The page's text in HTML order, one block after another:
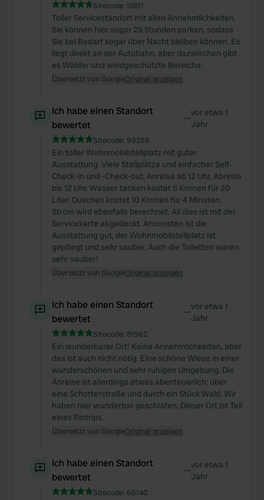
Sitecode: 18811
Toller Servicestandort mit allen Annehmlichkeiten.
Sie können hier sogar 25 Stunden parken, sodass
Sie bei Bedarf sogar über Nacht bleiben können. Es
liegt direkt an der Autobahn, aber dazwischen gibt
es Wälder und windgeschützte Bereiche.
Übersetzt von GoogleOriginal anzeigen
Ich habe einen Standort
bewertet
—vor etwa 1
Jahr
Sitecode: 99256
Ein toller Wohnmobilstellplatz mit guter
Ausstattung. Viele Stellplätze und einfacher Self-
Check-in und -Check-out. Anreise ab 12 Uhr, Abreise
bis 12 Uhr. Wasser tanken kostet 5 Kronen für 20
Liter. Duschen kostet 10 Kronen für 4 Minuten.
Strom wird ebenfalls berechnet. All dies ist mit der
Servicekarte abgedeckt. Ansonsten ist die
Ausstattung gut, der Wohnmobilstellplatz ist
gepflegt und sehr sauber. Auch die Toiletten waren
sehr sauber!
Übersetzt von GoogleOriginal anzeigen
Ich habe einen Standort
bewertet
—vor etwa 1
Jahr
Sitecode: 81562
Ein wunderbarer Ort! Keine Annehmlichkeiten, aber
das ist auch nicht nötig. Eine schöne Wiese in einer
wunderschönen und sehr ruhigen Umgebung. Die
Anreise ist allerdings etwas abenteuerlich: über
eine Schotterstraße und durch ein Stück Wald. Wir
haben hier wunderbar geschlafen. Dieser Ort ist Teil
eines Pintrips.
Übersetzt von GoogleOriginal anzeigen
Ich habe einen Standort
bewertet
—vor etwa 1
Jahr
Sitecode: 66140